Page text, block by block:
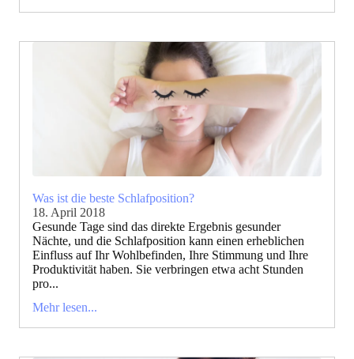
Was ist die beste Schlafposition?
18. April 2018
Gesunde Tage sind das direkte Ergebnis gesunder
Nächte, und die Schlafposition kann einen erheblichen
Einfluss auf Ihr Wohlbefinden, Ihre Stimmung und Ihre
Produktivität haben. Sie verbringen etwa acht Stunden
pro...
Mehr lesen...